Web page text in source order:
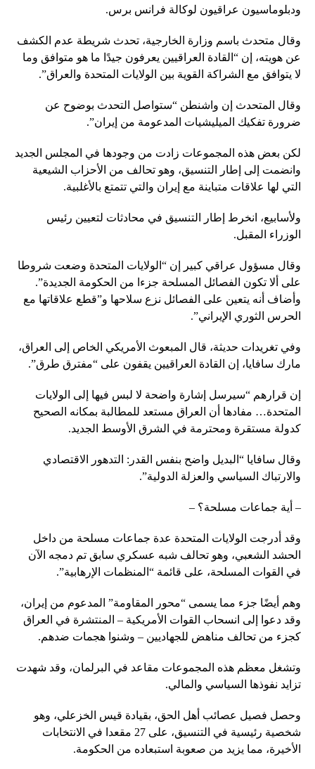
ودبلوماسيون عراقيون لوكالة فرانس برس.
وقال متحدث باسم وزارة الخارجية، تحدث شريطة عدم الكشف
عن هويته، إن “القادة العراقيين يعرفون جيدًا ما هو متوافق وما
لا يتوافق مع الشراكة القوية بين الولايات المتحدة والعراق”.
وقال المتحدث إن واشنطن “ستواصل التحدث بوضوح عن
ضرورة تفكيك الميليشيات المدعومة من إيران”.
لكن بعض هذه المجموعات زادت من وجودها في المجلس الجديد
وانضمت إلى إطار التنسيق، وهو تحالف من الأحزاب الشيعية
التي لها علاقات متباينة مع إيران والتي تتمتع بالأغلبية.
ولأسابيع، انخرط إطار التنسيق في محادثات لتعيين رئيس
الوزراء المقبل.
وقال مسؤول عراقي كبير إن “الولايات المتحدة وضعت شروطا
على ألا تكون الفصائل المسلحة جزءا من الحكومة الجديدة”.
وأضاف أنه يتعين على الفصائل نزع سلاحها و”قطع علاقاتها مع
الحرس الثوري الإيراني”.
وفي تغريدات حديثة، قال المبعوث الأمريكي الخاص إلى العراق،
مارك سافايا، إن القادة العراقيين يقفون على “مفترق طرق”.
إن قرارهم “سيرسل إشارة واضحة لا لبس فيها إلى الولايات
المتحدة… مفادها أن العراق مستعد للمطالبة بمكانه الصحيح
كدولة مستقرة ومحترمة في الشرق الأوسط الجديد.
وقال سافايا “البديل واضح بنفس القدر: التدهور الاقتصادي
والارتباك السياسي والعزلة الدولية”.
– أية جماعات مسلحة؟ –
وقد أدرجت الولايات المتحدة عدة جماعات مسلحة من داخل
الحشد الشعبي، وهو تحالف شبه عسكري سابق تم دمجه الآن
في القوات المسلحة، على قائمة “المنظمات الإرهابية”.
وهم أيضًا جزء مما يسمى “محور المقاومة” المدعوم من إيران،
وقد دعوا إلى انسحاب القوات الأمريكية – المنتشرة في العراق
كجزء من تحالف مناهض للجهاديين – وشنوا هجمات ضدهم.
وتشغل معظم هذه المجموعات مقاعد في البرلمان، وقد شهدت
تزايد نفوذها السياسي والمالي.
وحصل فصيل عصائب أهل الحق، بقيادة قيس الخزعلي، وهو
شخصية رئيسية في التنسيق، على 27 مقعدا في الانتخابات
الأخيرة، مما يزيد من صعوبة استبعاده من الحكومة.